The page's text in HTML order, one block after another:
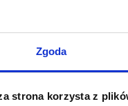
Zgoda
strona korzysta z
oficjalny
bogatej oferty
mopujące, a także
czeka na